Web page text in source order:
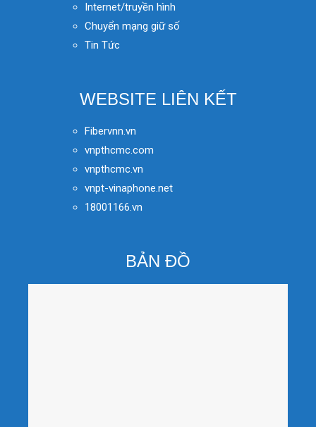
Internet/truyền hình
Chuyển mạng giữ số
Tin Tức
WEBSITE LIÊN KẾT
Fibervnn.vn
vnpthcmc.com
vnpthcmc.vn
vnpt-vinaphone.net
18001166.vn
BẢN ĐỒ